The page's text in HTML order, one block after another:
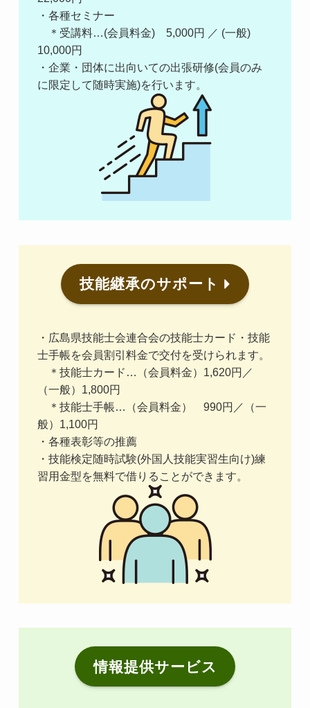
・各種セミナー
＊受講料…(会員料金) 5,000円 ／ (一般)
10,000円
・企業・団体に出向いての出張研修(会員のみ
に限定して随時実施)を行います。
技能継承のサポート
・広島県技能士会連合会の技能士カード・技能
士手帳を会員割引料金で交付を受けられます。
＊技能士カード…（会員料金）1,620円／
（一般）1,800円
＊技能士手帳…（会員料金） 990円／（一
般）1,100円
・各種表彰等の推薦
・技能検定随時試験(外国人技能実習生向け)練
習用金型を無料で借りることができます。
情報提供サービス